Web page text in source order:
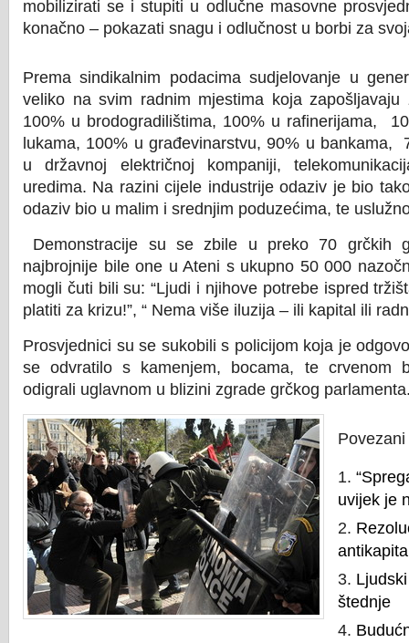
mobilizirati se i stupiti u odlučne masovne
konačno – pokazati snagu i odlučnost u borbi za
Prema sindikalnim podacima sudjelovanje u
veliko na svim radnim mjestima koja
100% u brodogradilištima, 100% u rafinerijama,
lukama, 100% u građevinarstvu, 90% u bankama,
u državnoj električnoj kompaniji,
uredima. Na razini cijele industrije odaziv je bio
odaziv bio u malim i srednjim poduzećima, te
Demonstracije su se zbile u preko 70 grčkih
najbrojnije bile one u Ateni s ukupno 50 000
mogli čuti bili su: “Ljudi i njihove potrebe ispred
platiti za krizu!”, “ Nema više iluzija – ili kapital ili
Prosvjednici su se sukobili s policijom koja je
se odvratilo s kamenjem, bocama, te crvenom
odigrali uglavnom u blizini zgrade grčkog
uvijek je
štednje